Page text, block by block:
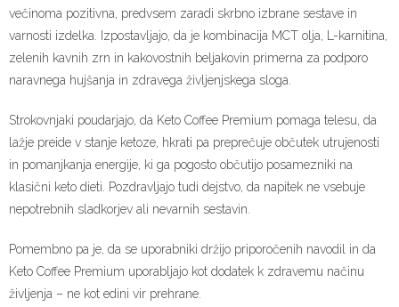
večinoma pozitivna, predvsem zaradi skrbno izbrane sestave in
varnosti izdelka. Izpostavljajo, da je kombinacija MCT olja, L-karnitina,
zelenih kavnih zrn in kakovostnih beljakovin primerna za podporo
naravnega hujšanja in zdravega življenjskega sloga.
Strokovnjaki poudarjajo, da Keto Coffee Premium pomaga telesu, da
lažje preide v stanje ketoze, hkrati pa preprečuje občutek utrujenosti
in pomanjkanja energije, ki ga pogosto občutijo posamezniki na
klasični keto dieti. Pozdravljajo tudi dejstvo, da napitek ne vsebuje
nepotrebnih sladkorjev ali nevarnih sestavin.
Pomembno pa je, da se uporabniki držijo priporočenih navodil in da
Keto Coffee Premium uporabljajo kot dodatek k zdravemu načinu
življenja – ne kot edini vir prehrane.